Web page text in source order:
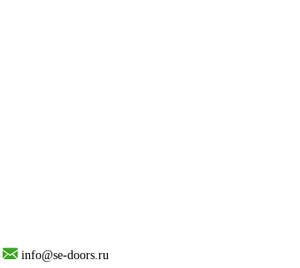
info@se-doors.ru